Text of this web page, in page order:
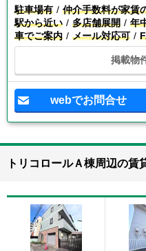
駐車場有
仲介手数料が家賃
駅から近い
多店舗展開 年
車でご案内
メール対応可
掲載物
webでお問合せ
トリコロールＡ棟周辺の